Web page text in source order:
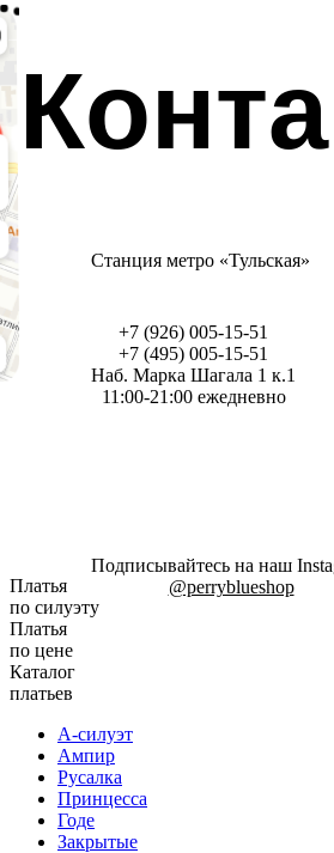
Станция метро «Тульская»
+7 (926) 005-15-51
+7 (495) 005-15-51
Наб. Марка Шагала 1 к.1
11:00-21:00 ежедневно
Подписывайтесь на наш
@perryblueshop
Платья
по силуэту
Платья
по цене
Каталог
платьев
А-силуэт
Ампир
Русалка
Принцесса
Годе
Закрытые